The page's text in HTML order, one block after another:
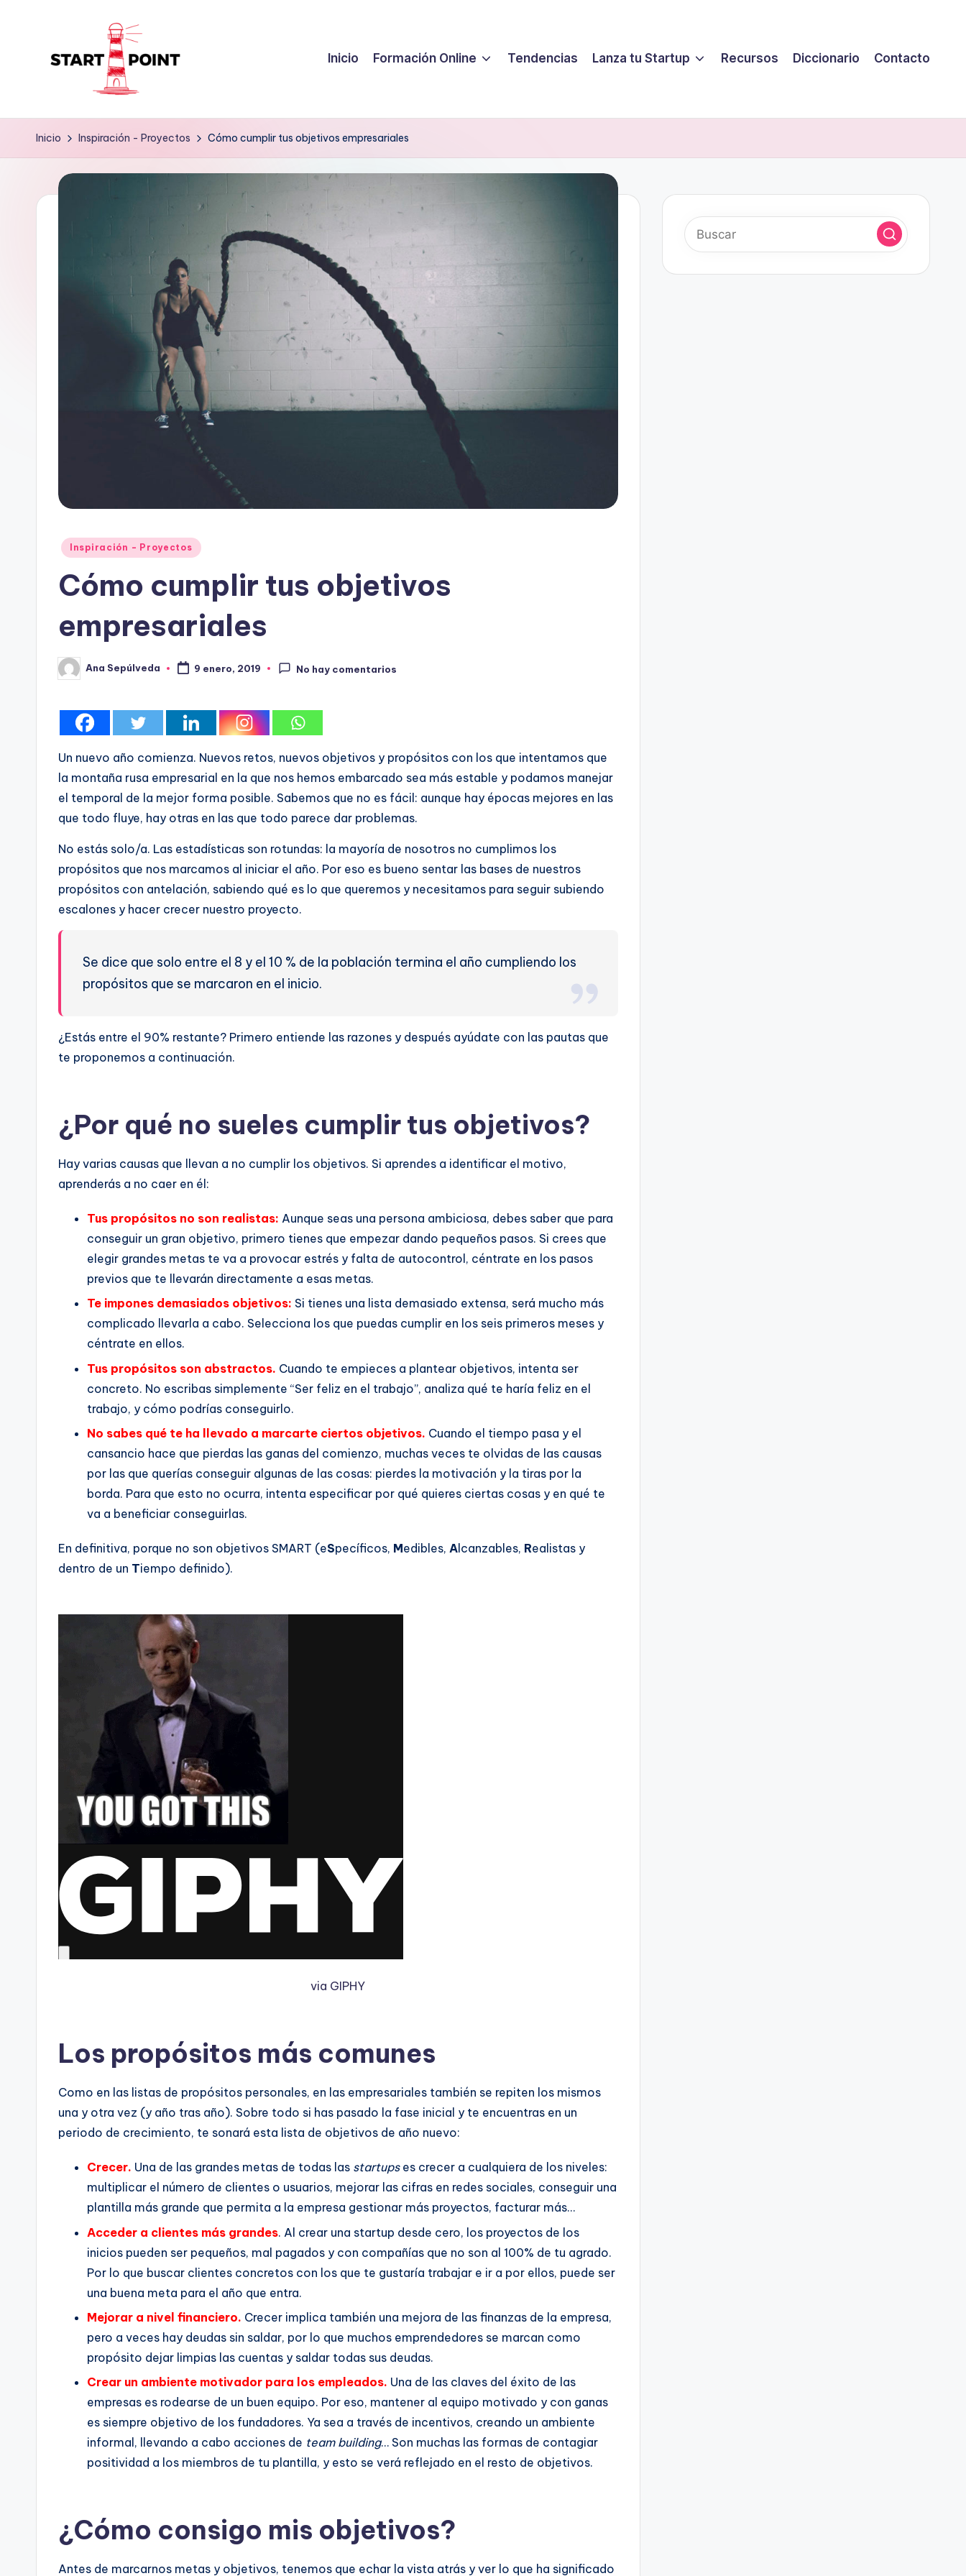
Inicio Formación Online Tendencias Lanza tu Startup Recursos Diccionario Contacto
Inicio Inspiración - Proyectos Cómo cumplir tus objetivos empresariales
Publicado
Inspiración - Proyectos
Cómo cumplir tus objetivos
empresariales
Publicado
por
Ana Sepúlveda 9 enero, 2019 No hay comentarios
Un nuevo año comienza. Nuevos retos, nuevos objetivos y propósitos con los que intentamos que
la montaña rusa empresarial en la que nos hemos embarcado sea más estable y podamos manejar
el temporal de la mejor forma posible. Sabemos que no es fácil: aunque hay épocas mejores en las
que todo fluye, hay otras en las que todo parece dar problemas.
No estás solo/a. Las estadísticas son rotundas: la mayoría de nosotros no cumplimos los
propósitos que nos marcamos al iniciar el año. Por eso es bueno sentar las bases de nuestros
propósitos con antelación, sabiendo qué es lo que queremos y necesitamos para seguir subiendo
escalones y hacer crecer nuestro proyecto.
Se dice que solo entre el 8 y el 10 % de la población termina el año cumpliendo los
propósitos que se marcaron en el inicio.
¿Estás entre el 90% restante? Primero entiende las razones y después ayúdate con las pautas que
te proponemos a continuación.
¿Por qué no sueles cumplir tus objetivos?
Hay varias causas que llevan a no cumplir los objetivos. Si aprendes a identificar el motivo,
aprenderás a no caer en él:
Tus propósitos no son realistas: Aunque seas una persona ambiciosa, debes saber que para
conseguir un gran objetivo, primero tienes que empezar dando pequeños pasos. Si crees que
elegir grandes metas te va a provocar estrés y falta de autocontrol, céntrate en los pasos
previos que te llevarán directamente a esas metas.
Te impones demasiados objetivos: Si tienes una lista demasiado extensa, será mucho más
complicado llevarla a cabo. Selecciona los que puedas cumplir en los seis primeros meses y
céntrate en ellos.
Tus propósitos son abstractos. Cuando te empieces a plantear objetivos, intenta ser
concreto. No escribas simplemente “Ser feliz en el trabajo”, analiza qué te haría feliz en el
trabajo, y cómo podrías conseguirlo.
No sabes qué te ha llevado a marcarte ciertos objetivos. Cuando el tiempo pasa y el
cansancio hace que pierdas las ganas del comienzo, muchas veces te olvidas de las causas
por las que querías conseguir algunas de las cosas: pierdes la motivación y la tiras por la
borda. Para que esto no ocurra, intenta especificar por qué quieres ciertas cosas y en qué te
va a beneficiar conseguirlas.
En definitiva, porque no son objetivos SMART (eSpecíficos, Medibles, A lcanzables, Realistas y
dentro de un Tiempo definido).
via GIPHY
Los propósitos más comunes
Como en las listas de propósitos personales, en las empresariales también se repiten los mismos
una y otra vez (y año tras año). Sobre todo si has pasado la fase inicial y te encuentras en un
periodo de crecimiento, te sonará esta lista de objetivos de año nuevo:
Crecer. Una de las grandes metas de todas las startupses crecer a cualquiera de los niveles:
multiplicar el número de clientes o usuarios, mejorar las cifras en redes sociales, conseguir una
plantilla más grande que permita a la empresa gestionar más proyectos, facturar más…
Acceder a clientes más grandes. Al crear una startup desde cero, los proyectos de los
inicios pueden ser pequeños, mal pagados y con compañías que no son al 100% de tu agrado.
Por lo que buscar clientes concretos con los que te gustaría trabajar e ir a por ellos, puede ser
una buena meta para el año que entra.
Mejorar a nivel financiero. Crecer implica también una mejora de las finanzas de la empresa,
pero a veces hay deudas sin saldar, por lo que muchos emprendedores se marcan como
propósito dejar limpias las cuentas y saldar todas sus deudas.
Crear un ambiente motivador para los empleados. Una de las claves del éxito de las
empresas es rodearse de un buen equipo. Por eso, mantener al equipo motivado y con ganas
es siempre objetivo de los fundadores. Ya sea a través de incentivos, creando un ambiente
informal, llevando a cabo acciones de team building… Son muchas las formas de contagiar
positividad a los miembros de tu plantilla, y esto se verá reflejado en el resto de objetivos.
¿Cómo consigo mis objetivos?
Antes de marcarnos metas y objetivos, tenemos que echar la vista atrás y ver lo que ha significado